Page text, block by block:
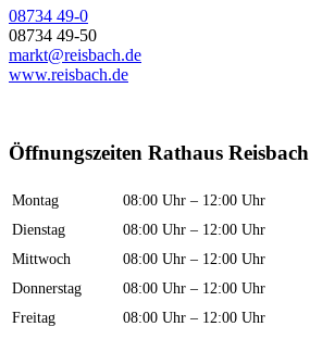
08734 49-0
08734 49-50
markt@reisbach.de
www.reisbach.de
Öffnungszeiten Rathaus Reisbach
Montag 08:00 Uhr – 12:00 Uhr
Dienstag
08:00 Uhr – 12:00 Uhr
Mittwoch
08:00 Uhr – 12:00 Uhr
Donnerstag
08:00 Uhr – 12:00 Uhr
Freitag
08:00 Uhr – 12:00 Uhr